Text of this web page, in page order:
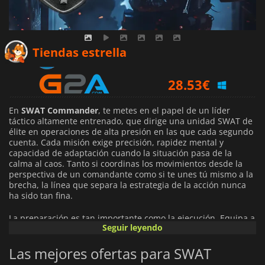
Tiendas estrella
28.53€
29.10€
En SWAT Commander, te metes en el papel de un líder
táctico altamente entrenado, que dirige una unidad SWAT de
élite en operaciones de alta presión en las que cada segundo
cuenta. Cada misión exige precisión, rapidez mental y
capacidad de adaptación cuando la situación pasa de la
calma al caos. Tanto si coordinas los movimientos desde la
perspectiva de un comandante como si te unes tú mismo a la
brecha, la línea que separa la estrategia de la acción nunca
ha sido tan fina.
La preparación es tan importante como la ejecución. Equipa a
tu equipo con una amplia selección de armas y equipo, desde
chalecos antibalas y escudos balísticos. Elige la combinación
adecuada de artilugios, como pistolas ganzúa, explosivos C2 y
Seguir leyendo
Las mejores ofertas para SWAT